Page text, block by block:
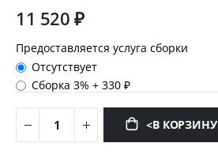
11 520 ₽
Предоставляется услуга сборки
Отсутствует
Сборка 3%+330 ₽
<В КОРЗИНУ